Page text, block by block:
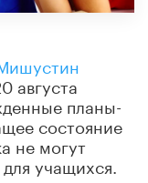
августа
планы-
состояние
не могут
учащихся.